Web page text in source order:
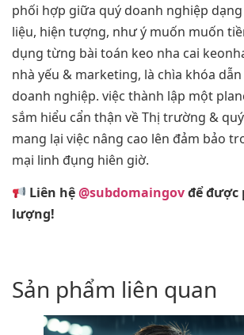
phối hợp giữa quý doanh nghiệp
liệu, hiện tượng, như ý muốn muốn
dụng từng bài toán keo nha cai
nhà yếu & marketing, là chìa khóa
doanh nghiệp. việc thành lập một
sắm hiểu cẩn thận về Thị trường &
mang lại việc nâng cao lên đảm bảo
mại linh đụng hiên giờ.
Liên hệ@subdomaingovđể được
lượng!
Sản phẩm liên quan